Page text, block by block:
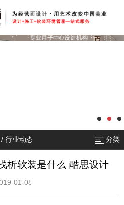
/行业动态 分类
析软装是什么 酷思设计
01-08